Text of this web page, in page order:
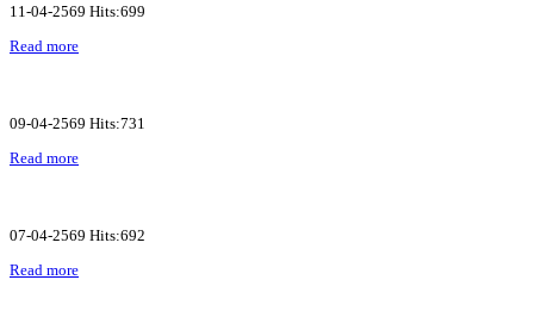
11-04-2569 Hits:699
Read more
09-04-2569 Hits:731
Read more
07-04-2569 Hits:692
Read more